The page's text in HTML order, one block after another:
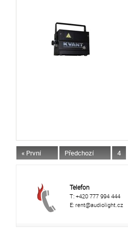
« První Předchozí 4
Telefon
T: +420 777 994 444
E: rent@audiolight.cz